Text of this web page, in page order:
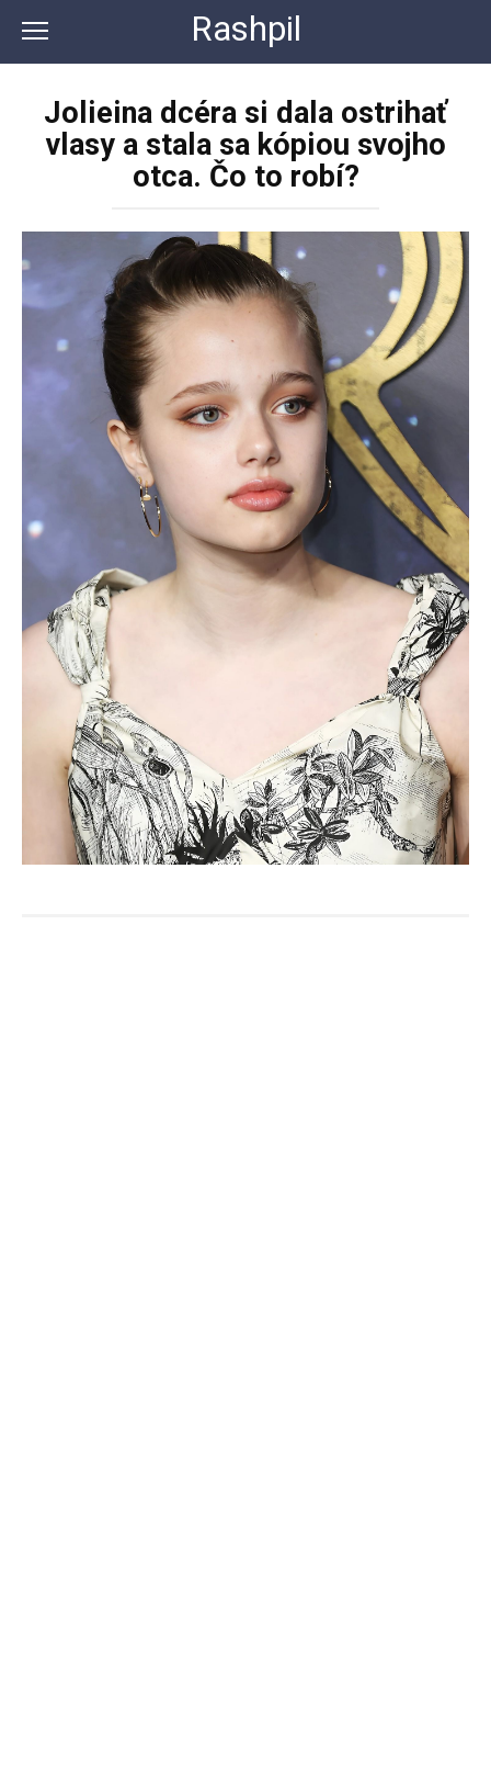
контенту
Rashpil
Jolieina dcéra si dala ostrihať
vlasy a stala sa kópiou svojho
otca. Čo to robí?